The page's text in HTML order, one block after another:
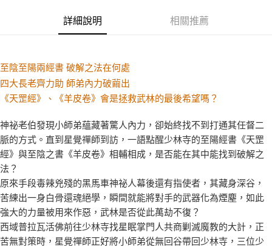
詳細說明 相關推薦
至陰至陽兩經書 破解之法在何處
四大長老齊力助 師弟內力破繭出
《天罡經》、《羊皮卷》會是拯救武林的最後希望嗎？
神祕老伯發現小師弟蘊藏著驚人內力，卻始終找不到打通其任督二
脈的方式。直到星覺禪師到訪，一語點醒少林寺的至陽經書《天罡
經》與至陰之書《羊皮卷》相輔相成，是否能在其中能找到破解之
法？
原來手段毒辣兇殘的黑馬車神祕人幕後還有指使者，其藏身深谷，
苦練出一身白骨還魂絕學，瞬間就能將對手的武器化為煙塵，如此
強大的力量被用來作惡，武林是否從此萬劫不復？
西域普拉瓦活佛前往少林寺找星眠掌門人共商剿滅魔教的大計，正
苦無對策時，星覺禪師正好將小師弟從無回谷帶回少林寺，三位少